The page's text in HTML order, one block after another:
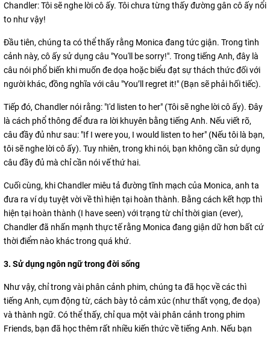
Chandler: Tôi sẽ nghe lời cô ấy. Tôi chưa từng thấy đường gân cô ấy nổi
to như vậy!
Đầu tiên, chúng ta có thể thấy rằng Monica đang tức giận. Trong tình
cảnh này, cô ấy sử dụng câu "You'll be sorry!". Trong tiếng Anh, đây là
câu nói phổ biến khi muốn đe dọa hoặc biểu đạt sự thách thức đối với
người khác, đồng nghĩa với câu "You’ll regret it!" (Bạn sẽ phải hối tiếc).
Tiếp đó, Chandler nói rằng: "I'd listen to her" (Tôi sẽ nghe lời cô ấy). Đây
là cách phổ thông để đưa ra lời khuyên bằng tiếng Anh. Nếu viết rõ,
câu đầy đủ như sau: "If I were you, I would listen to her" (Nếu tôi là bạn,
tôi sẽ nghe lời cô ấy). Tuy nhiên, trong khi nói, bạn không cần sử dụng
câu đầy đủ mà chỉ cần nói vế thứ hai.
Cuối cùng, khi Chandler miêu tả đường tĩnh mạch của Monica, anh ta
đưa ra ví dụ tuyệt vời về thì hiện tại hoàn thành. Bằng cách kết hợp thì
hiện tại hoàn thành (I have seen) với trạng từ chỉ thời gian (ever),
Chandler đã nhấn mạnh thực tế rằng Monica đang giận dữ hơn bất cứ
thời điểm nào khác trong quá khứ.
3. Sử dụng ngôn ngữ trong đời sống
Như vậy, chỉ trong vài phân cảnh phim, chúng ta đã học về các thì
tiếng Anh, cụm động từ, cách bày tỏ cảm xúc (như thất vọng, đe dọa)
và thành ngữ. Có thể thấy, chỉ qua một vài phân cảnh trong phim
Friends, bạn đã học thêm rất nhiều kiến thức về tiếng Anh. Nếu bạn